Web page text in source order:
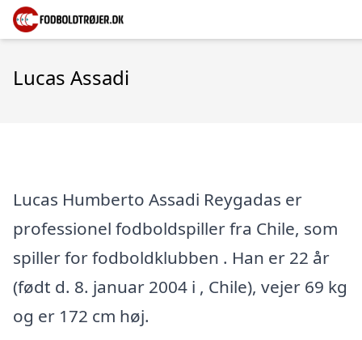
Lucas Assadi
Lucas Humberto Assadi Reygadas er
professionel fodboldspiller fra Chile, som
spiller for fodboldklubben . Han er 22 år
(født d. 8. januar 2004 i , Chile), vejer 69 kg
og er 172 cm høj.